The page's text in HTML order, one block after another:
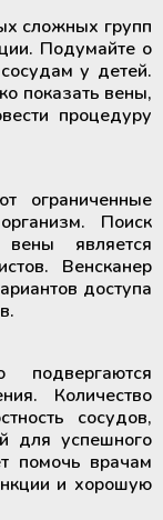
сложных групп
Подумайте о
у детей.
показать вены,
процедуру
ограниченные
Поиск
вены является
Венсканер
доступа
подвергаются
Количество
сосудов,
для успешного
помочь врачам
и хорошую